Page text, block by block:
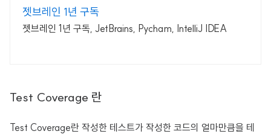
젯브레인 1년 구독
젯브레인 1년 구독, JetBrains, Pycham, IntelliJ IDEA
Test Coverage 란
Test Coverage란 작성한 테스트가 작성한 코드의 얼마만큼을 테